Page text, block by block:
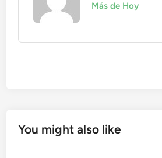
Más de Hoy
You might also like